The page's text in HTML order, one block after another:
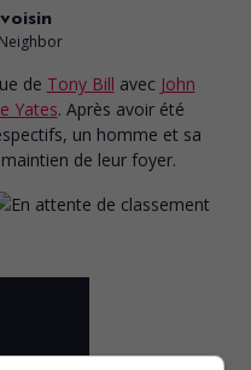
de Tony Bill avec John
Yates. Après avoir été
un homme et sa
de leur foyer.